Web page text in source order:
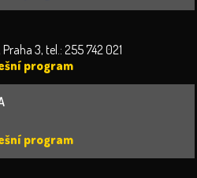
3, tel.: 255 742 021
program
program